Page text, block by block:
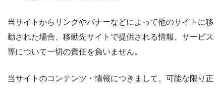
当サイトからリンクやバナーなどによって他のサイトに移
動された場合、移動先サイトで提供される情報、サービス
等について一切の責任を負いません。
当サイトのコンテンツ・情報につきまして、可能な限り正